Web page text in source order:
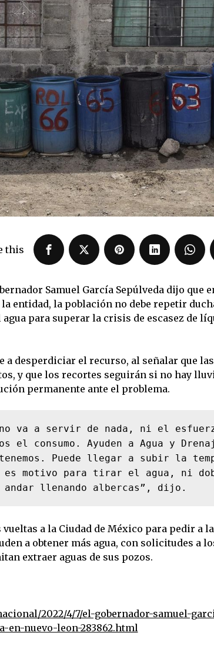
this
Samuel García Sepúlveda dijo que
entidad, la población no debe repetir
para superar la crisis de escasez de
a desperdiciar el recurso, al señalar que
y que los recortes seguirán si no hay
permanente ante el problema.
no va a servir de nada, ni el
el consumo. Ayuden a Agua y
Puede llegar a subir la
es motivo para tirar el agua, ni
andar llenando albercas”, dijo.
a la Ciudad de México para pedir a
a obtener más agua, con solicitudes a
extraer aguas de sus pozos.
2022/4/7/el-gobernador-samuel-
en-nuevo-leon-283862.html